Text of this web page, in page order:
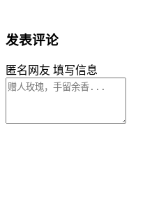
发表评论
匿名网友 填写信息